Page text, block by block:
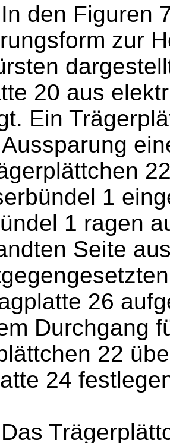
In den Figuren
zur
20 aus
Ein
1
1 ragen
Seite
26
Durchgang
22
24
Das